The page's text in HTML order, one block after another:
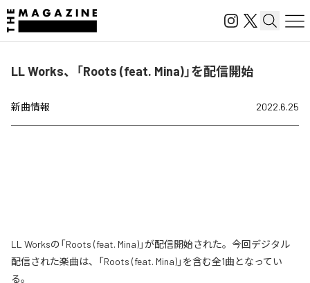
LL Works、「Roots (feat. Mina)」を配信開始
新曲情報 2022.6.25
LL Worksの「Roots (feat. Mina)」が配信開始された。今回デジタル
配信された楽曲は、「Roots (feat. Mina)」を含む全1曲となってい
る。